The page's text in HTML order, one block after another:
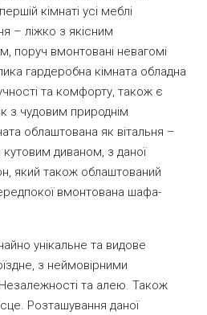
кімнаті усі меблі
– ліжко з якісним
поруч вмонтовані невагомі
гардеробна кімната обладна
та комфорту, також є
з чудовим природнім
облаштована як вітальня –
диваном, з даної
який також облаштований
вмонтована шафа-
унікальне та видове
з неймовірними
та алею. Також
Розташування даної